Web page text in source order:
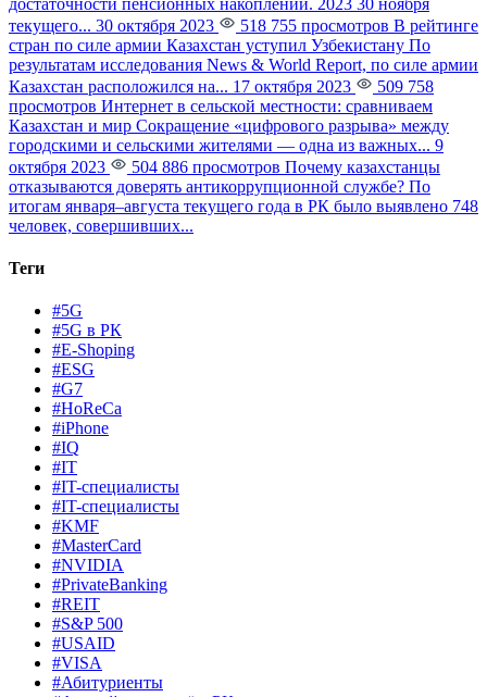
текущего... 30 октября 2023 518 755 просмотров В рейтинге
стран по силе армии Казахстан уступил Узбекистану По
результатам исследования News & World Report, по силе армии
Казахстан расположился на... 17 октября 2023
509 758
просмотров Интернет в сельской местности: сравниваем
Казахстан и мир Сокращение «цифрового разрыва» между
городскими и сельскими жителями — одна из важных... 9
октября 2023
504 886 просмотров Почему казахстанцы
отказываются доверять антикоррупционной службе? По
итогам января–августа текущего года в РК было выявлено 748
человек, совершивших...
Теги
#5G
#5G в РК
#E-Shoping
#ESG
#G7
#HoReCa
#iPhone
#IQ
#IT
#IT-специалисты
#IT-специалисты
#KMF
#MasterCard
#NVIDIA
#PrivateBanking
#REIT
#S&P 500
#USAID
#VISA
#Абитуриенты